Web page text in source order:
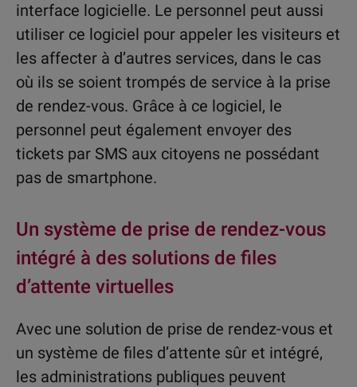
interface logicielle. Le personnel peut aussi
utiliser ce logiciel pour appeler les visiteurs et
les affecter à d’autres services, dans le cas
où ils se soient trompés de service à la prise
de rendez-vous. Grâce à ce logiciel, le
personnel peut également envoyer des
tickets par SMS aux citoyens ne possédant
pas de smartphone.
Un système de prise de rendez-vous
intégré à des solutions de files
d’attente virtuelles
Avec une solution de prise de rendez-vous et
un système de files d’attente sûr et intégré,
les administrations publiques peuvent